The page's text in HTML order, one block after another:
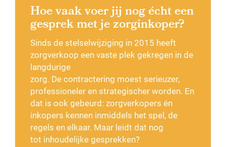
Hoe vaak voer jij nog écht een
gesprek met je zorginkoper?
Sinds de stelselwijziging in 2015 heeft
zorgverkoop een vaste plek gekregen in de
langdurige
zorg. De contractering moest serieuzer,
professioneler en strategischer worden. En
dat is ook gebeurd: zorgverkopers én
inkopers kennen inmiddels het spel, de
regels en elkaar. Maar leidt dat nog
tot inhoudelijke gesprekken?